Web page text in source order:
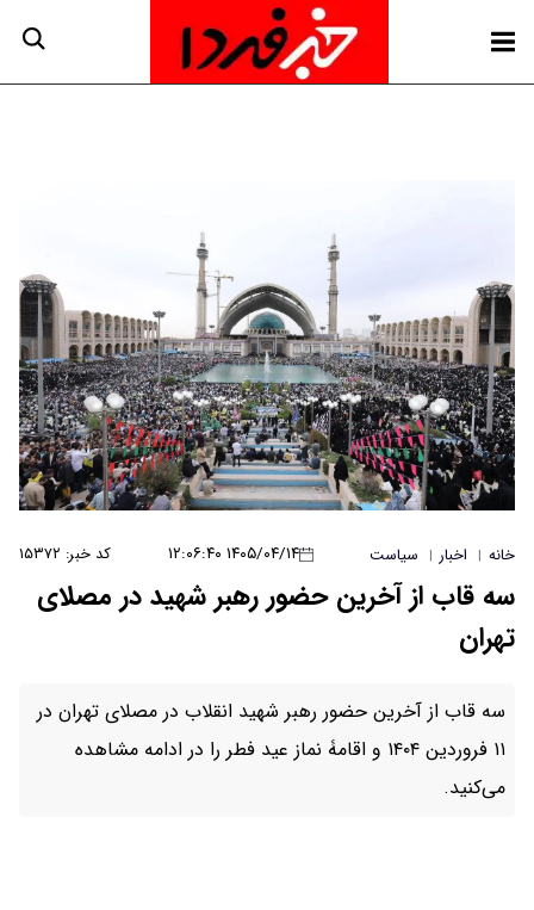
خانه | اخبار | سیاست ۱۴۰۵/۰۴/۱۴ ۱۲:۰۶:۴۰ کد خبر: ۱۵۳۷۲
سه قاب از آخرین حضور رهبر شهید در مصلای
تهران
سه قاب از آخرین حضور رهبر شهید انقلاب در مصلای تهران در
۱۱ فروردین ۱۴۰۴ و اقامۀ نماز عید فطر را در ادامه مشاهده
می‌کنید.